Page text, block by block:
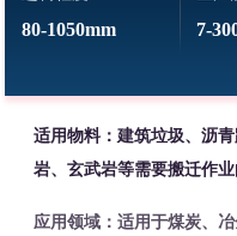
80-1050mm 7-
适用物料：建筑垃圾、沥
岩、玄武岩等需要搬迁作业
应用领域：适用于煤炭、